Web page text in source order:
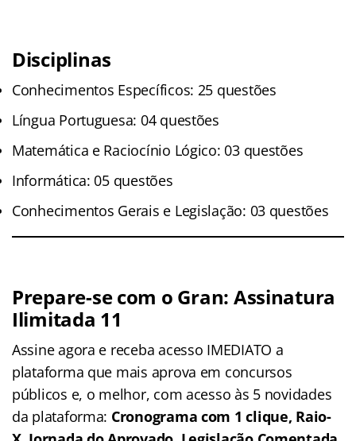
Disciplinas
Conhecimentos Específicos: 25 questões
Língua Portuguesa: 04 questões
Matemática e Raciocínio Lógico: 03 questões
Informática: 05 questões
Conhecimentos Gerais e Legislação: 03 questões
Prepare-se com o Gran: Assinatura
Ilimitada 11
Assine agora e receba acesso IMEDIATO a
plataforma que mais aprova em concursos
públicos e, o melhor, com acesso às 5 novidades
da plataforma: Cronograma com 1 clique, Raio-